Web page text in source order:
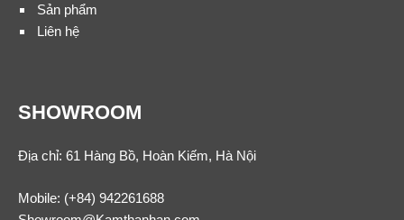
Sản phẩm
Liên hệ
SHOWROOM
Địa chỉ: 61 Hàng Bồ, Hoàn Kiếm, Hà Nội
Mobile: (+84) 942261688